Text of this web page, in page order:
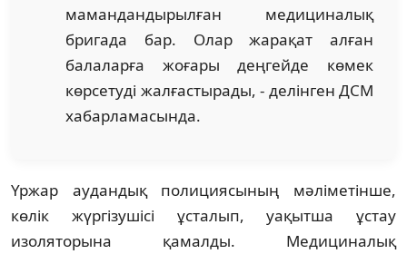
мамандандырылған медициналық
бригада бар. Олар жарақат алған
балаларға жоғары деңгейде көмек
көрсетуді жалғастырады, - делінген ДСМ
хабарламасында.
Үржар аудандық полициясының мәліметінше,
көлік жүргізушісі ұсталып, уақытша ұстау
изоляторына қамалды. Медициналық